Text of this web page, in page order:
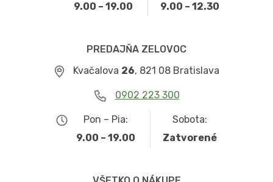
9.00 – 19.00
9.00 – 12.30
PREDAJŇA ZELOVOC
Kvačalova 26, 821 08 Bratislava
0902 223 300
Pon – Pia:
9.00 – 19.00
Sobota:
Zatvorené